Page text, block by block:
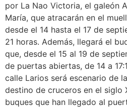
por La Nao Victoria, el galeón
María, que atracarán en el
desde el 14 hasta el 17 de
21 horas. Además, llegará el
que, desde el 15 al 19 de
de puertas abiertas, de 14 a
calle Larios será escenario de
destino de cruceros en el siglo
buques que han llegado al